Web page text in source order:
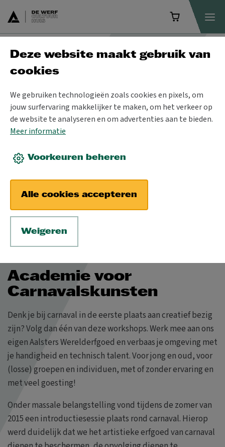
Projecten
Academie voor
Carnavalskunsten
Denk je bij carnaval in de eerste plaats aan creatief bezig
zijn? Volg dan één van deze workshops. Werk mee aan ons
eigen Aalsters Werelderfgoed en verbaas je omgeving met
je handigheid en technisch talent. Voor jong en oud, voor
(losse) groepen en individuen, met of zonder ervaring en
met veel goesting!
Onder massale belangstelling vond tijdens de zomer van
2015 een introductiesessie plaats rond carnaval. Hierop
werd duidelijk dat we het artistieke erfgoed van carnaval
Deze website maakt gebruik van
cookies
We gebruiken technologieën zoals cookies en pixels, om
jouw surfervaring makkelijker te maken, om het verkeer op
de website te analyseren en om advertenties aan te bieden.
Meer informatie
Voorkeuren beheren
Alle cookies accepteren
Weigeren